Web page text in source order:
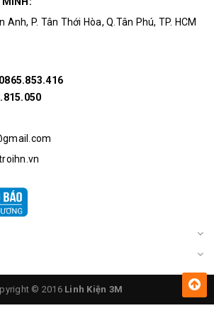
P. Tân Thới Hòa, Q.Tân Phú, TP. HCM
0865.853.416
© 2016 Linh Kiện 3M